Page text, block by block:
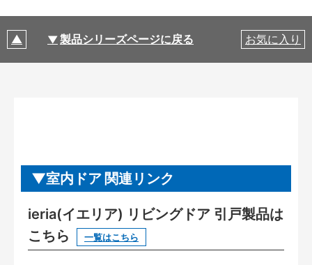
製品シリーズページに戻る お気に入り
室内ドア 関連リンク
ieria(イエリア) リビングドア 引戸製品は
こちら
一覧はこちら